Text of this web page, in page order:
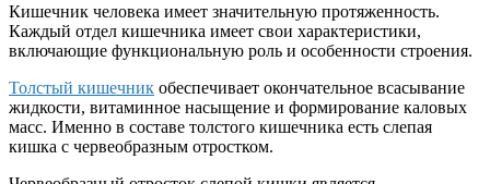
Кишечник человека имеет значительную протяженность.
Каждый отдел кишечника имеет свои характеристики,
включающие функциональную роль и особенности строения.
Толстый кишечник обеспечивает окончательное всасывание
жидкости, витаминное насыщение и формирование каловых
масс. Именно в составе толстого кишечника есть слепая
кишка с червеобразным отростком.